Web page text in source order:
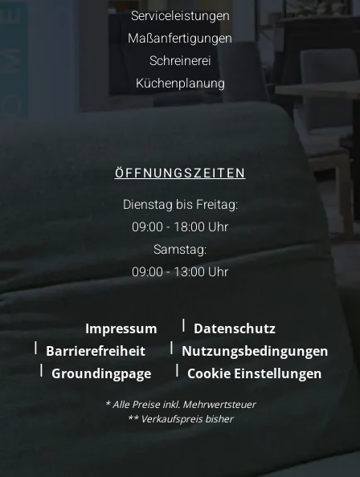
Serviceleistungen
Maßanfertigungen
Schreinerei
Küchenplanung
ÖFFNUNGSZEITEN
Dienstag bis Freitag:
09:00 - 18:00 Uhr
Samstag:
09:00 - 13:00 Uhr
Impressum
Datenschutz
Barrierefreiheit
Nutzungsbedingungen
Groundingpage
Cookie Einstellungen
* Alle Preise inkl. Mehrwertsteuer
** Verkaufspreis bisher